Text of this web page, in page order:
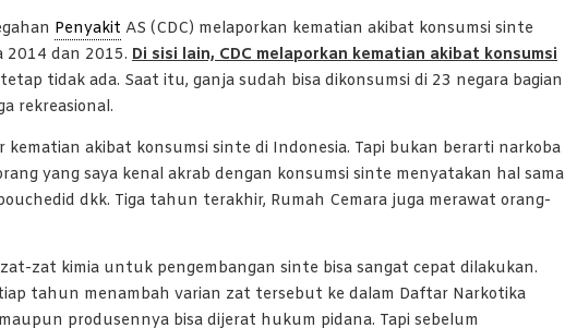
Penyakit AS (CDC) melaporkan kematian akibat konsumsi sinte
dan 2015. Di sisi lain, CDC melaporkan kematian akibat konsumsi
tidak ada. Saat itu, ganja sudah bisa dikonsumsi di 23 negara bagian
rekreasional.
kematian akibat konsumsi sinte di Indonesia. Tapi bukan berarti narkoba
yang saya kenal akrab dengan konsumsi sinte menyatakan hal sama
dkk. Tiga tahun terakhir, Rumah Cemara juga merawat orang-
zat kimia untuk pengembangan sinte bisa sangat cepat dilakukan.
tahun menambah varian zat tersebut ke dalam Daftar Narkotika
produsennya bisa dijerat hukum pidana. Tapi sebelum